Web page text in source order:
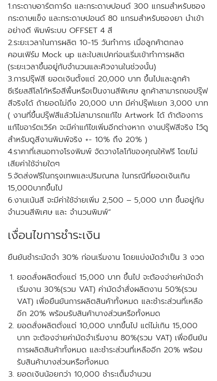
1.กระดาษอาร์ตการ์ด และกระดาษปอนด์ 300 แกรมสำหรับซอง
กระดาษแข็ง และกระดาษปอนด์ 80 แกรมสำหรับซองยา นำเข้า
อย่างดี พิมพ์ระบบ OFFSET 4 สี
2.ระยะเวลาในการผลิต 10-15 วันทำการ เมื่อลูกค้าตกลง
คอนเฟิร์ม Mock up และใบสเปคก่อนเริ่มเข้าทำการผลิต
(ระยะเวลาขึ้นอยู่กับจำนวนและคิวงานในช่วงนั้น)
3.การปรุ๊ฟสี ยอดเงินตั้งแต่ 20,000 บาท ขึ้นไปและลูกค้า
ซีเรียสสีโลโก้หรือสีพื้นหรือเป็นงานสีพิเศษ ลูกค้าสามารถขอปรุ๊ฟ
สีจริงได้ ถ้ายอดไม่ถึง 20,000 บาท มีค่าปรุ๊ฟแยก 3,000 บาท
( งานที่ขึ้นปรุ๊ฟสีแล้วไม่สามารถแก้ไข Artwork ได้ ถ้าต้องการ
แก้ไขอาร์ตเวิร์ค จะมีค่าแก้ไขเพิ่มอีกต่างหาก งานปรุ๊ฟสีจริง ไว้ดู
สำหรับดูสีงานพิมพ์จริง +- 10% ถึง 20% )
4.ราคาที่เสนอทางโรงพิมพ์ จัดวางโลโก้ของคุณให้ฟรี โดยไม่
เสียค่าใช้จ่ายใดๆ
5.จัดส่งฟรีในกรุงเทพและปริมณฑล ในกรณีที่ยอดเงินเกิน
15,000บาทขึ้นไป
6.งานเน้นสี จะมีค่าใช้จ่ายเพิ่ม 2,500 – 5,000 บาท ขึ้นอยู่กับ
จำนวนสีพิเศษ และ จำนวนพิมพ์”
เงื่อนไขการชำระเงิน
ยืนยันชำระมัดจำ 30% ก่อนเริ่มงาน โดยแบ่งมัดจำเป็น 3 งวด
ยอดสั่งผลิตตั่งแต่ 15,000 บาท ขึ้นไป จะต้องจ่ายค่ามัดจำ
เริ่มงาน 30%(รวม VAT) ค่ามัดจำสั่งผลิตงาน 50%(รวม
VAT) เพื่อยืนยันการผลิตสินค้าทั้งหมด และชำระส่วนที่เหลือ
อีก 20% พร้อมรับสินค้าบางส่วนหรือทั้งหมด
ยอดสั่งผลิตตั่งแต่ 10,000 บาทขึ้นไป แต่ไม่เกิน 15,000
บาท จะต้องจ่ายค่ามัดจำเริ่มงาน 80%(รวม VAT) เพื่อยืนยัน
การผลิตสินค้าทั้งหมด และชำระส่วนที่เหลืออีก 20% พร้อม
รับสินค้าบางส่วนหรือทั้งหมด
ยอดเงินน้อยกว่า 10,000 ชำระเต็มจำนวน